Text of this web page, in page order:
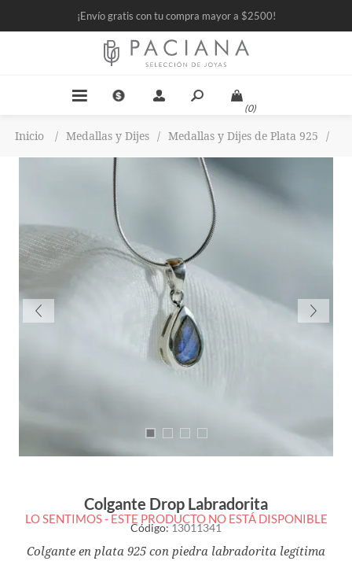
¡Envío gratis con tu compra mayor a $2500!
(0)
Inicio / Medallas y Dijes / Medallas y Dijes de Plata 925 /
LO SENTIMOS - ESTE PRODUCTO NO ESTÁ DISPONIBLE
Colgante Drop Labradorita
Código: 13011341
Colgante en plata 925 con piedra labradorita legítima